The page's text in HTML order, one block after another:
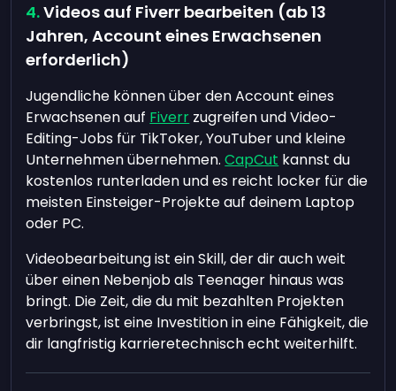
Videos auf Fiverr bearbeiten (ab 13
Jahren, Account eines Erwachsenen
erforderlich)
Jugendliche können über den Account eines
Erwachsenen auf Fiverr zugreifen und Video-
Editing-Jobs für TikToker, YouTuber und kleine
Unternehmen übernehmen.CapCut kannst du
kostenlos runterladen und es reicht locker für die
meisten Einsteiger-Projekte auf deinem Laptop
oder PC.
Videobearbeitung ist ein Skill, der dir auch weit
über einen Nebenjob als Teenager hinaus was
bringt. Die Zeit, die du mit bezahlten Projekten
verbringst, ist eine Investition in eine Fähigkeit, die
dir langfristig karrieretechnisch echt weiterhilft.